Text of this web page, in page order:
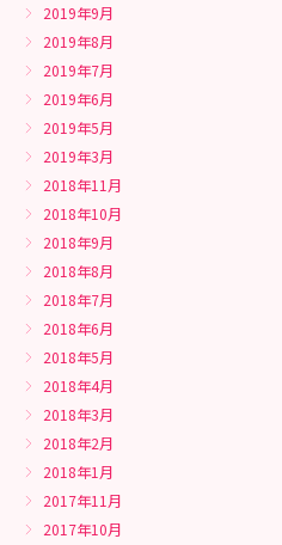
2019年9月
2019年8月
2019年7月
2019年6月
2019年5月
2019年3月
2018年11月
2018年10月
2018年9月
2018年8月
2018年7月
2018年6月
2018年5月
2018年4月
2018年3月
2018年2月
2018年1月
2017年11月
2017年10月